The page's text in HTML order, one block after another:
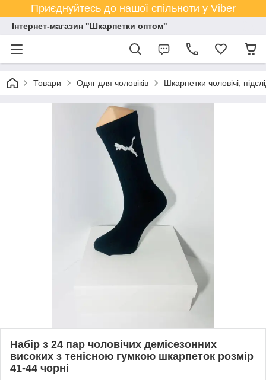
Приєднуйтесь до нашої спільноти у Viber
Інтернет-магазин "Шкарпетки оптом"
Товари Одяг для чоловіків Шкарпетки чоловічі,
Набір з 24 пар чоловічих демісезонних
високих з тенісною гумкою шкарпеток розмір
41-44 чорні